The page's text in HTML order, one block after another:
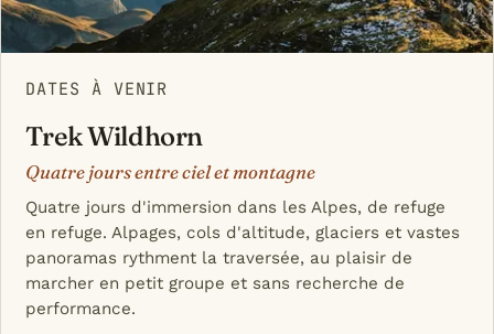
DATES À VENIR
Trek Wildhorn
Quatre jours entre ciel et montagne
Quatre jours d'immersion dans les Alpes, de refuge
en refuge. Alpages, cols d'altitude, glaciers et vastes
panoramas rythment la traversée, au plaisir de
marcher en petit groupe et sans recherche de
performance.